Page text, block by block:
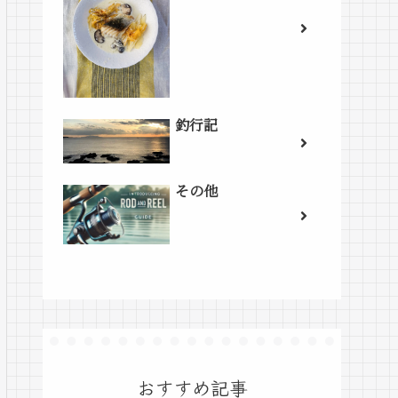
釣行記
その他
おすすめ記事